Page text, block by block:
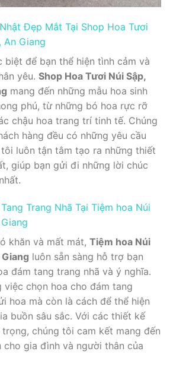
Đẹp Mắt Tại Shop Hoa Tươi
An Giang
biệt để bạn thể hiện tình cảm và
yêu. Shop Hoa Tươi Núi Sập,
mang đến những mẫu hoa sinh
phú, từ những bó hoa rực rỡ
chậu hoa trang trí tinh tế. Chúng
hàng đều có những yêu cầu
luôn tận tâm tạo ra những thiết
giúp bạn gửi đi những lời chúc
Trang Nhã Tại Tiệm hoa Núi
khăn và mất mát, Tiệm hoa Núi
luôn sẵn sàng hỗ trợ bạn
đám tang trang nhã và ý nghĩa.
việc chọn hoa cho đám tang
hoa mà còn là cách để thể hiện
buồn sâu sắc. Với các thiết kế
chúng tôi cam kết mang đến
cho gia đình và người thân của